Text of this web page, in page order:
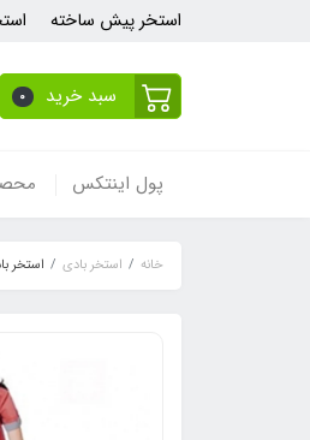
استخر پیش ساخته
سبد خرید 0
پول اینتکس
خانه استخر بادی استخر